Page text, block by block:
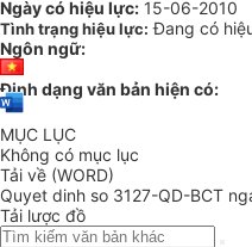
Ngày có hiệu lực: 15-06-2010
Tình trạng hiệu lực: Đang có
Ngôn ngữ:
Định dạng văn bản hiện có:
MỤC LỤC
Không có mục lục
Tải về (WORD)
Quyet dinh so 3127-QD-BCT
Tải lược đồ